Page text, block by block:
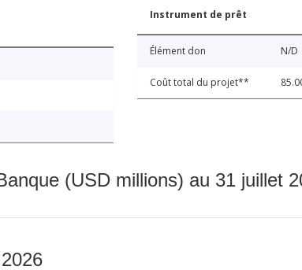
Instrument de prêt
Élément don N/D
Coût total du projet**
(USD millions) au 31 juillet